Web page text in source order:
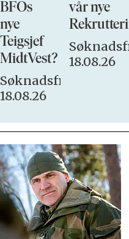
BFOs
nye
Teigsjef
MidtVest?
Søknadsfrist:
18.08.26
vår nye
18.08.26